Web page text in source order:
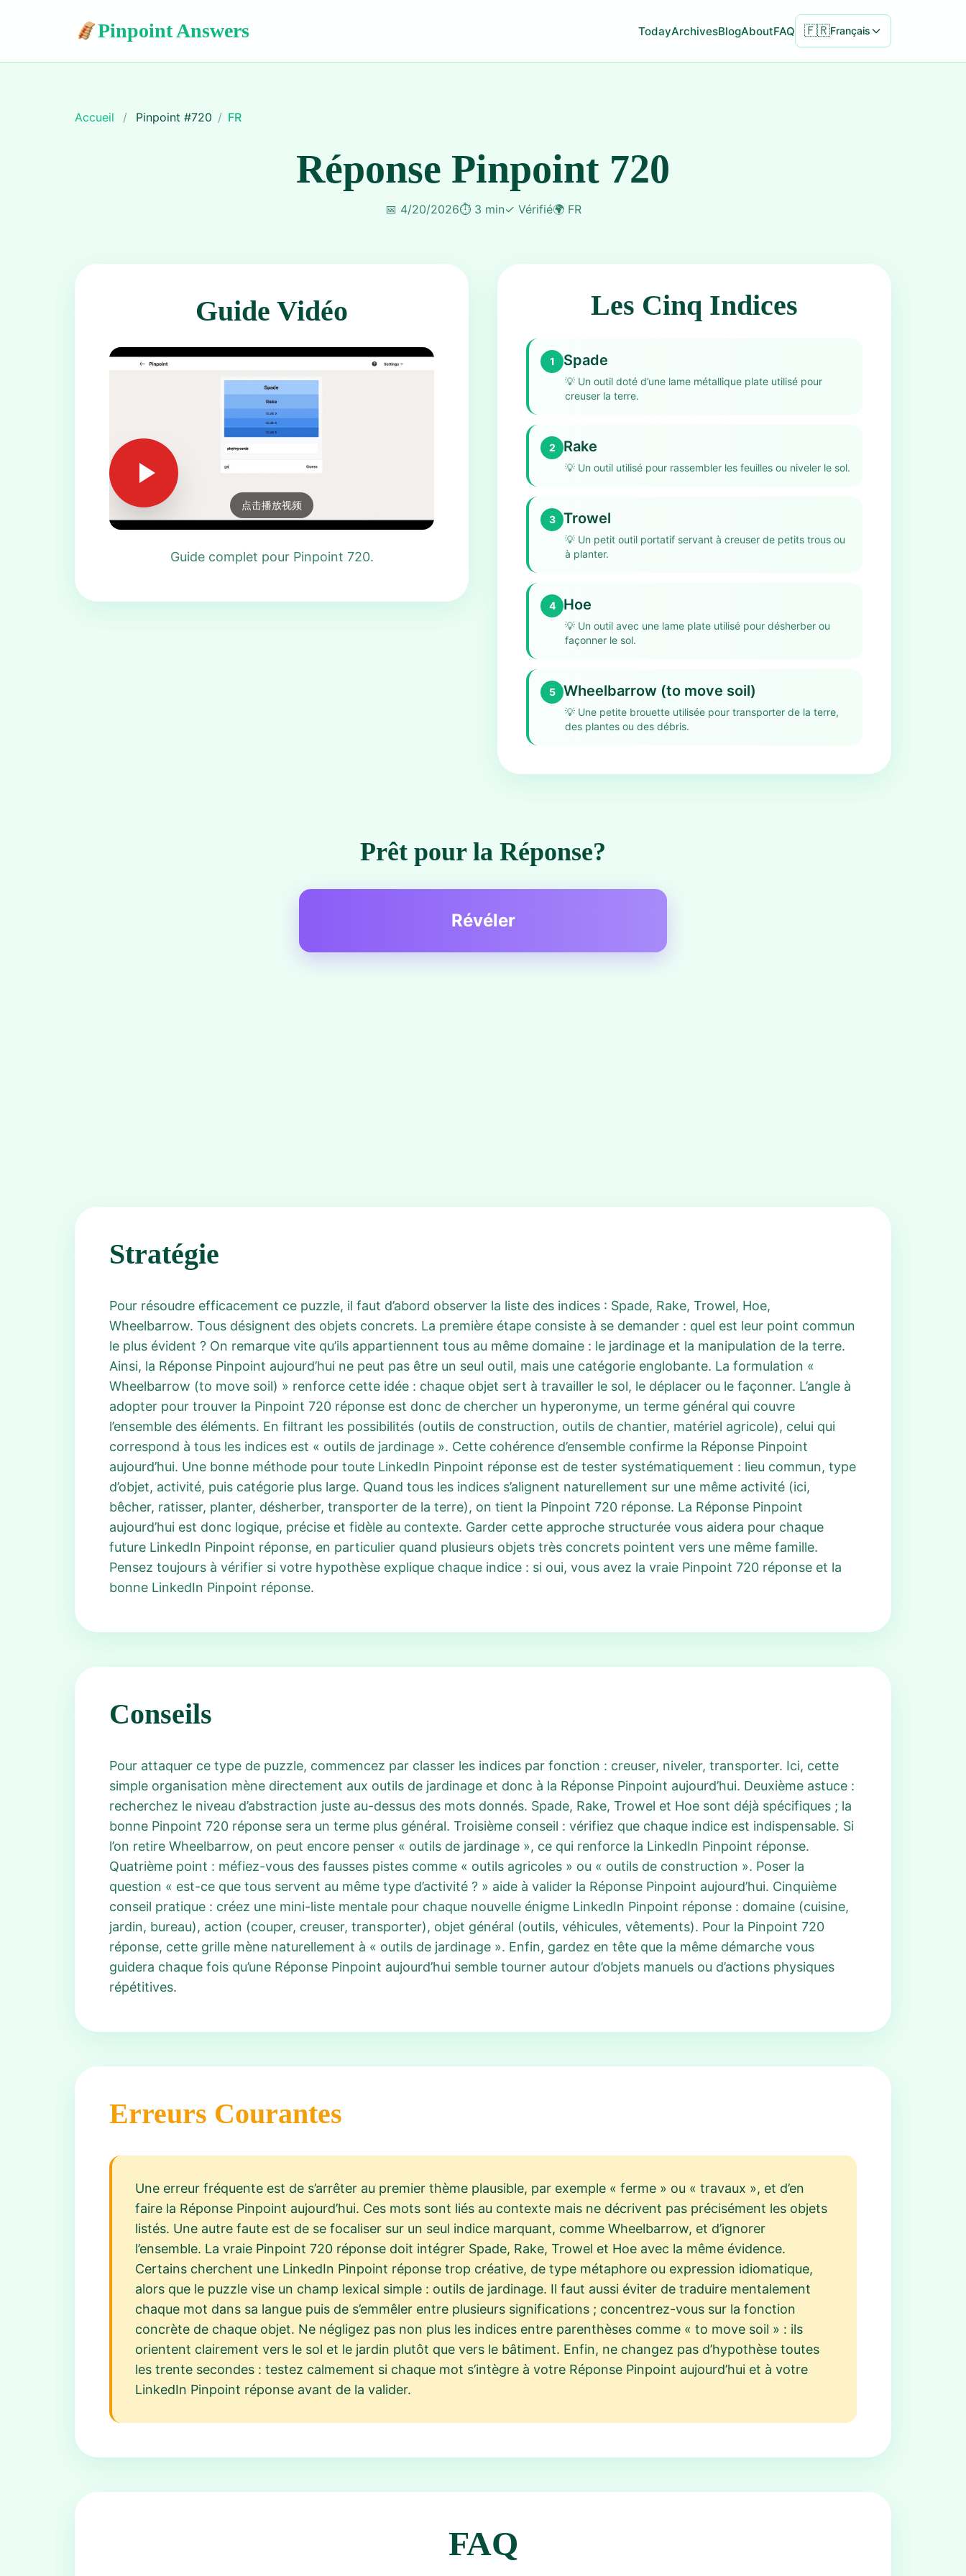
Pinpoint Answers TodayArchivesBlogAboutFAQ 🇫🇷Français
Accueil / Pinpoint #720 / FR
Réponse Pinpoint 720
📅 4/20/2026⏱️ 3 min✓ Vérifié🌍 FR
Guide Vidéo
点击播放视频
Guide complet pour Pinpoint 720.
Les Cinq Indices
1 Spade
💡 Un outil doté d’une lame métallique plate utilisé pour
creuser la terre.
2 Rake
💡 Un outil utilisé pour rassembler les feuilles ou niveler le sol.
3 Trowel
💡 Un petit outil portatif servant à creuser de petits trous ou
à planter.
4 Hoe
💡 Un outil avec une lame plate utilisé pour désherber ou
façonner le sol.
5 Wheelbarrow (to move soil)
💡 Une petite brouette utilisée pour transporter de la terre,
des plantes ou des débris.
Prêt pour la Réponse?
Révéler
Stratégie
Pour résoudre efficacement ce puzzle, il faut d’abord observer la liste des indices : Spade, Rake, Trowel, Hoe,
Wheelbarrow. Tous désignent des objets concrets. La première étape consiste à se demander : quel est leur point commun
le plus évident ? On remarque vite qu’ils appartiennent tous au même domaine : le jardinage et la manipulation de la terre.
Ainsi, la Réponse Pinpoint aujourd’hui ne peut pas être un seul outil, mais une catégorie englobante. La formulation «
Wheelbarrow (to move soil) » renforce cette idée : chaque objet sert à travailler le sol, le déplacer ou le façonner. L’angle à
adopter pour trouver la Pinpoint 720 réponse est donc de chercher un hyperonyme, un terme général qui couvre
l’ensemble des éléments. En filtrant les possibilités (outils de construction, outils de chantier, matériel agricole), celui qui
correspond à tous les indices est « outils de jardinage ». Cette cohérence d’ensemble confirme la Réponse Pinpoint
aujourd’hui. Une bonne méthode pour toute LinkedIn Pinpoint réponse est de tester systématiquement : lieu commun, type
d’objet, activité, puis catégorie plus large. Quand tous les indices s’alignent naturellement sur une même activité (ici,
bêcher, ratisser, planter, désherber, transporter de la terre), on tient la Pinpoint 720 réponse. La Réponse Pinpoint
aujourd’hui est donc logique, précise et fidèle au contexte. Garder cette approche structurée vous aidera pour chaque
future LinkedIn Pinpoint réponse, en particulier quand plusieurs objets très concrets pointent vers une même famille.
Pensez toujours à vérifier si votre hypothèse explique chaque indice : si oui, vous avez la vraie Pinpoint 720 réponse et la
bonne LinkedIn Pinpoint réponse.
Conseils
Pour attaquer ce type de puzzle, commencez par classer les indices par fonction : creuser, niveler, transporter. Ici, cette
simple organisation mène directement aux outils de jardinage et donc à la Réponse Pinpoint aujourd’hui. Deuxième astuce :
recherchez le niveau d’abstraction juste au-dessus des mots donnés. Spade, Rake, Trowel et Hoe sont déjà spécifiques ; la
bonne Pinpoint 720 réponse sera un terme plus général. Troisième conseil : vérifiez que chaque indice est indispensable. Si
l’on retire Wheelbarrow, on peut encore penser « outils de jardinage », ce qui renforce la LinkedIn Pinpoint réponse.
Quatrième point : méfiez-vous des fausses pistes comme « outils agricoles » ou « outils de construction ». Poser la
question « est-ce que tous servent au même type d’activité ? » aide à valider la Réponse Pinpoint aujourd’hui. Cinquième
conseil pratique : créez une mini-liste mentale pour chaque nouvelle énigme LinkedIn Pinpoint réponse : domaine (cuisine,
jardin, bureau), action (couper, creuser, transporter), objet général (outils, véhicules, vêtements). Pour la Pinpoint 720
réponse, cette grille mène naturellement à « outils de jardinage ». Enfin, gardez en tête que la même démarche vous
guidera chaque fois qu’une Réponse Pinpoint aujourd’hui semble tourner autour d’objets manuels ou d’actions physiques
répétitives.
Erreurs Courantes
Une erreur fréquente est de s’arrêter au premier thème plausible, par exemple « ferme » ou « travaux », et d’en
faire la Réponse Pinpoint aujourd’hui. Ces mots sont liés au contexte mais ne décrivent pas précisément les objets
listés. Une autre faute est de se focaliser sur un seul indice marquant, comme Wheelbarrow, et d’ignorer
l’ensemble. La vraie Pinpoint 720 réponse doit intégrer Spade, Rake, Trowel et Hoe avec la même évidence.
Certains cherchent une LinkedIn Pinpoint réponse trop créative, de type métaphore ou expression idiomatique,
alors que le puzzle vise un champ lexical simple : outils de jardinage. Il faut aussi éviter de traduire mentalement
chaque mot dans sa langue puis de s’emmêler entre plusieurs significations ; concentrez-vous sur la fonction
concrète de chaque objet. Ne négligez pas non plus les indices entre parenthèses comme « to move soil » : ils
orientent clairement vers le sol et le jardin plutôt que vers le bâtiment. Enfin, ne changez pas d’hypothèse toutes
les trente secondes : testez calmement si chaque mot s’intègre à votre Réponse Pinpoint aujourd’hui et à votre
LinkedIn Pinpoint réponse avant de la valider.
FAQ